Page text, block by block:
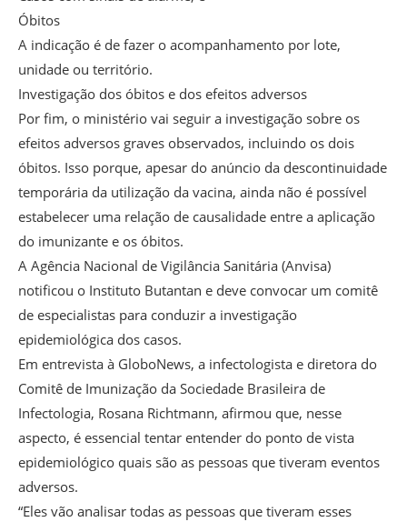
Óbitos
A indicação é de fazer o acompanhamento por lote,
unidade ou território.
Investigação dos óbitos e dos efeitos adversos
Por fim, o ministério vai seguir a investigação sobre os
efeitos adversos graves observados, incluindo os dois
óbitos. Isso porque, apesar do anúncio da descontinuidade
temporária da utilização da vacina, ainda não é possível
estabelecer uma relação de causalidade entre a aplicação
do imunizante e os óbitos.
A Agência Nacional de Vigilância Sanitária (Anvisa)
notificou o Instituto Butantan e deve convocar um comitê
de especialistas para conduzir a investigação
epidemiológica dos casos.
Em entrevista à GloboNews, a infectologista e diretora do
Comitê de Imunização da Sociedade Brasileira de
Infectologia, Rosana Richtmann, afirmou que, nesse
aspecto, é essencial tentar entender do ponto de vista
epidemiológico quais são as pessoas que tiveram eventos
adversos.
“Eles vão analisar todas as pessoas que tiveram esses